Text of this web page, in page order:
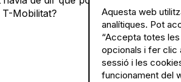
Mobilitat?
Aquesta web
analítiques. Pot
“Accepta totes
opcionals i fer clic
sessió i les
funcionament del